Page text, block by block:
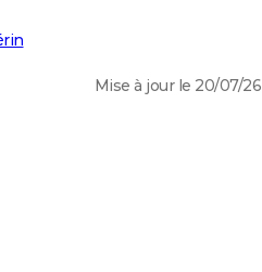
Mise à jour le 20/07/26